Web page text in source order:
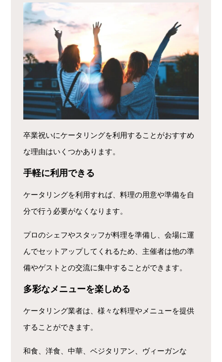
卒業祝いにケータリングを利用することがおすすめ
な理由はいくつかあります。
手軽に利用できる
ケータリングを利用すれば、料理の用意や準備を自
分で行う必要がなくなります。
プロのシェフやスタッフが料理を準備し、会場に運
んでセットアップしてくれるため、主催者は他の準
備やゲストとの交流に集中することができます。
多彩なメニューを楽しめる
ケータリング業者は、様々な料理やメニューを提供
することができます。
和食、洋食、中華、ベジタリアン、ヴィーガンな